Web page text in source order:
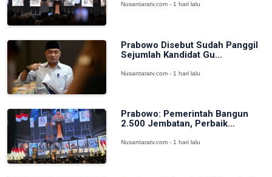
Nusantaratv.com - 1 hari lalu
Prabowo Disebut Sudah Panggil
Sejumlah Kandidat Gu...
Nusantaratv.com - 1 hari lalu
Prabowo: Pemerintah Bangun
2.500 Jembatan, Perbaik...
Nusantaratv.com - 1 hari lalu